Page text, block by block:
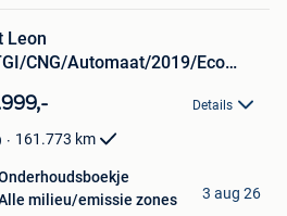
Leon
CNG/Automaat/2019/Eco
Details
161.773 km
milieu/emissie zones
3 aug 26